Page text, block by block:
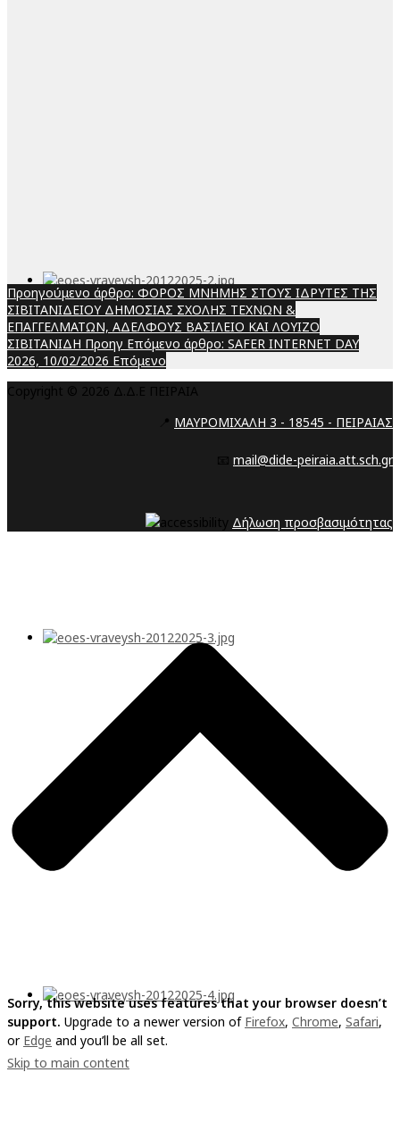
Προηγούμενο άρθρο: ΦΟΡΟΣ ΜΝΗΜΗΣ ΣΤΟΥΣ ΙΔΡΥΤΕΣ ΤΗΣ
ΣΙΒΙΤΑΝΙΔΕΙΟΥ ΔΗΜΟΣΙΑΣ ΣΧΟΛΗΣ ΤΕΧΝΩΝ &
ΕΠΑΓΓΕΛΜΑΤΩΝ, ΑΔΕΛΦΟΥΣ ΒΑΣΙΛΕΙΟ ΚΑΙ ΛΟΥΙΖΟ
ΣΙΒΙΤΑΝΙΔΗ Προηγ Επόμενο άρθρο: SAFER INTERNET DAY
2026, 10/02/2026 Επόμενο
Copyright © 2026 Δ.Δ.Ε ΠΕΙΡΑΙΑ
📍 ΜΑΥΡΟΜΙΧΑΛΗ 3 - 18545 - ΠΕΙΡΑΙΑΣ
📧 mail@dide-peiraia.att.sch.gr
Δήλωση προσβασιμότητας
Sorry, this website uses features that your browser doesn’t
support. Upgrade to a newer version of Firefox, Chrome, Safari,
or Edge and you’ll be all set.
Skip to main content